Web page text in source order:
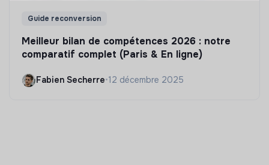
Guide reconversion
Meilleur bilan de compétences 2026 : notre
comparatif complet (Paris & En ligne)
Fabien Secherre•12 décembre 2025